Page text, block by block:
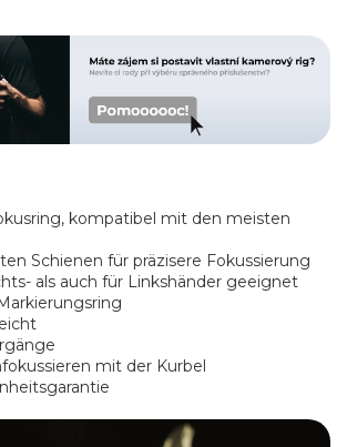
kompatibel mit den meisten
Schienen für präzisere Fokussierung
als auch für Linkshänder geeignet
mit der Kurbel